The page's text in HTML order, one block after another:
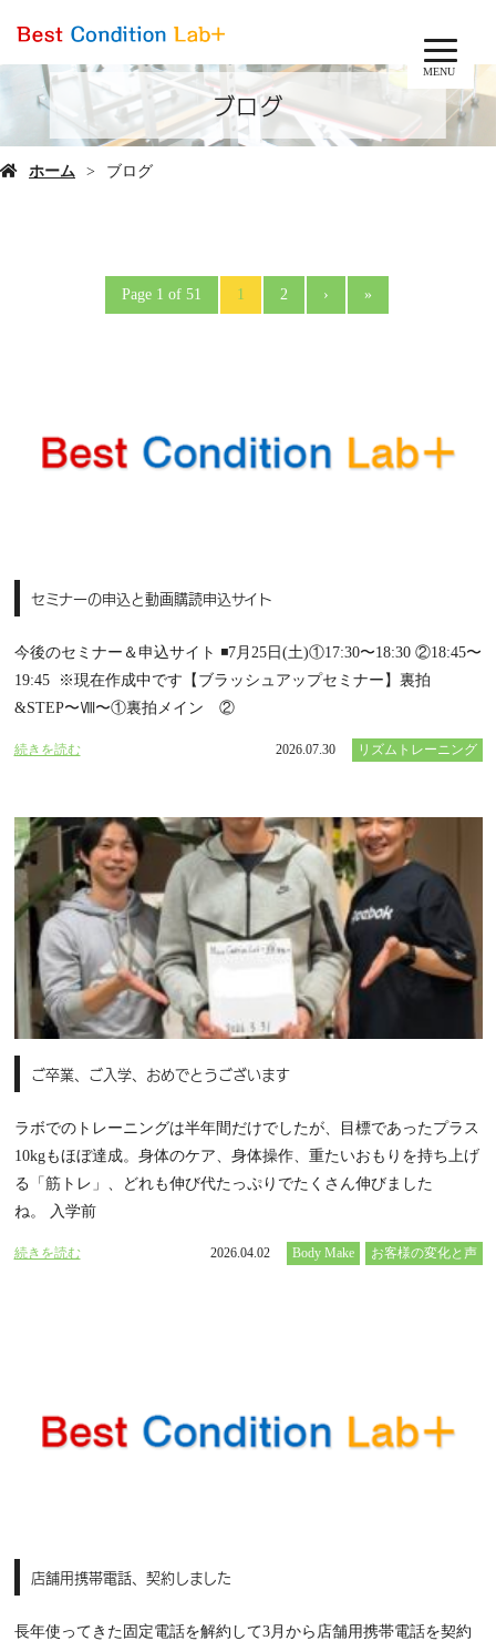
MENU
ブログ
ホーム ブログ
Page 1 of 51 1 2 › »
セミナーの申込と動画購読申込サイト
今後のセミナー＆申込サイト ◾️7月25日(土)①17:30〜18:30 ②18:45〜
19:45 ※現在作成中です【ブラッシュアップセミナー】裏拍
&STEP〜Ⅷ〜①裏拍メイン ②
続きを読む 2026.07.30 リズムトレーニング
ご卒業、ご入学、おめでとうございます
ラボでのトレーニングは半年間だけでしたが、目標であったプラス
10kgもほぼ達成。身体のケア、身体操作、重たいおもりを持ち上げ
る「筋トレ」、どれも伸び代たっぷりでたくさん伸びました
ね。 入学前
続きを読む 2026.04.02 Body Make お客様の変化と声
店舗用携帯電話、契約しました
長年使ってきた固定電話を解約して3月から店舗用携帯電話を契約